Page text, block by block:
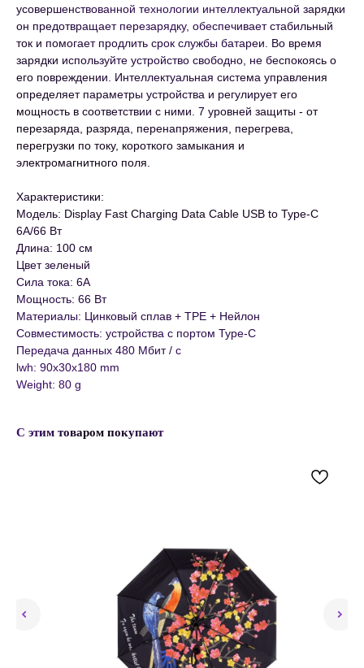
усовершенствованной технологии интеллектуальной зарядки
он предотвращает перезарядку, обеспечивает стабильный
ток и помогает продлить срок службы батареи. Во время
зарядки используйте устройство свободно, не беспокоясь о
его повреждении. Интеллектуальная система управления
определяет параметры устройства и регулирует его
мощность в соответствии с ними. 7 уровней защиты - от
перезаряда, разряда, перенапряжения, перегрева,
перегрузки по току, короткого замыкания и
электромагнитного поля.
Характеристики:
Модель: Display Fast Charging Data Cable USB to Type-C
6A/66 Вт
Длина: 100 см
Цвет зеленый
Сила тока: 6А
Мощность: 66 Вт
Материалы: Цинковый сплав + TPE + Нейлон
Совместимость: устройства с портом Type-C
Передача данных 480 Мбит / с
lwh: 90x30x180 mm
Weight: 80 g
С этим товаром покупают